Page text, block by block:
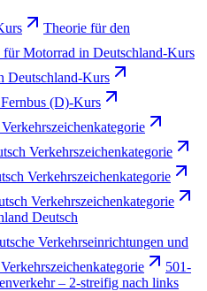
Theorie für den
für Motorrad in Deutschland-Kurs
Deutschland-Kurs
(D)-Kurs
Verkehrszeichenkategorie
Verkehrszeichenkategorie
Verkehrszeichenkategorie
Deutsch
Verkehrseinrichtungen und
501-
– 2-streifig nach links